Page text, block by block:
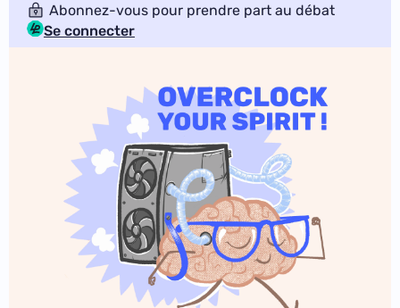
Abonnez-vous pour prendre part au débat
Se connecter